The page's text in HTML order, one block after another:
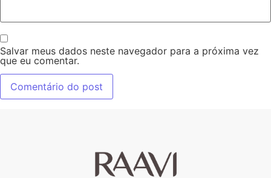
Salvar meus dados neste navegador para a próxima vez
que eu comentar.